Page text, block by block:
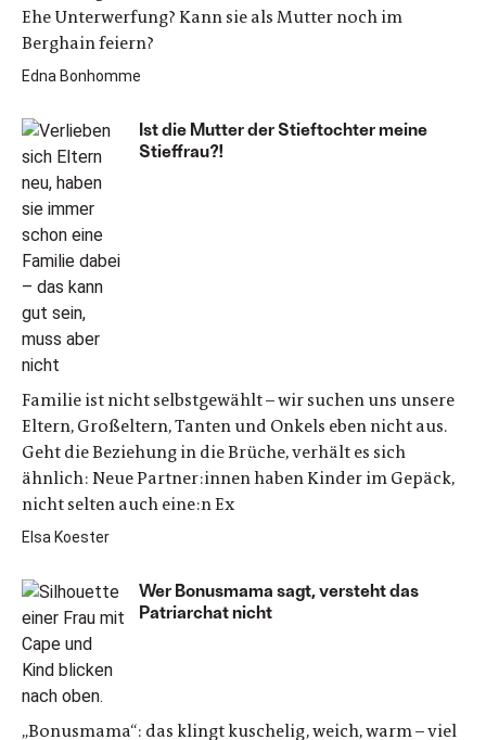
Ehe Unterwerfung? Kann sie als Mutter noch im
Berghain feiern?
Edna Bonhomme
Ist die Mutter der Stieftochter meine
Stieffrau?!
Familie ist nicht selbstgewählt – wir suchen uns unsere
Eltern, Großeltern, Tanten und Onkels eben nicht aus.
Geht die Beziehung in die Brüche, verhält es sich
ähnlich: Neue Partner:innen haben Kinder im Gepäck,
nicht selten auch eine:n Ex
Elsa Koester
Wer Bonusmama sagt, versteht das
Patriarchat nicht
„Bonusmama“: das klingt kuschelig, weich, warm – viel